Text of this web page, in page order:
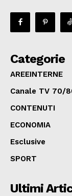
Categorie
AREEINTERNE
Canale TV 70/
CONTENUTI
ECONOMIA
Esclusive
SPORT
Ultimi